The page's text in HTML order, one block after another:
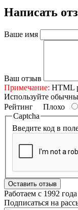
Написать
Ваше имя
Ваш отзыв
Примечание: HTML
Используйте
Рейтинг Плохо
Captcha
Введите код в
Оставить отзыв
Работаем с 1992
Подписаться на